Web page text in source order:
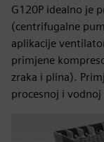
G120P idealno je
(centrifugalne
aplikacije
primjene
zraka i plina).
procesnoj i